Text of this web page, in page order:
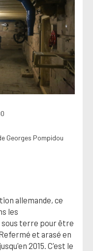
Georges Pompidou
allemande, ce
les
terre pour être
et arasé en
2015. C'est le